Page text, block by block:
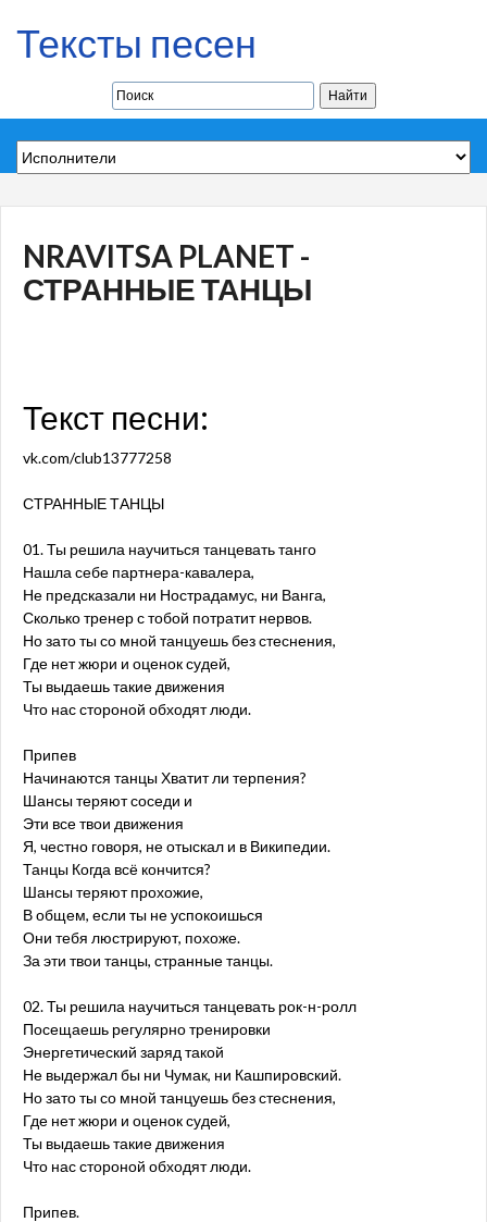
Тексты песен
NRAVITSA PLANET -
СТРАННЫЕ ТАНЦЫ
Текст песни:
vk.com/club13777258
СТРАННЫЕ ТАНЦЫ
01. Ты решила научиться танцевать танго
Нашла себе партнера-кавалера,
Не предсказали ни Нострадамус, ни Ванга,
Сколько тренер с тобой потратит нервов.
Но зато ты со мной танцуешь без стеснения,
Где нет жюри и оценок судей,
Ты выдаешь такие движения
Что нас стороной обходят люди.
Припев
Начинаются танцы Хватит ли терпения?
Шансы теряют соседи и
Эти все твои движения
Я, честно говоря, не отыскал и в Википедии.
Танцы Когда всё кончится?
Шансы теряют прохожие,
В общем, если ты не успокоишься
Они тебя люстрируют, похоже.
За эти твои танцы, странные танцы.
02. Ты решила научиться танцевать рок-н-ролл
Посещаешь регулярно тренировки
Энергетический заряд такой
Не выдержал бы ни Чумак, ни Кашпировский.
Но зато ты со мной танцуешь без стеснения,
Где нет жюри и оценок судей,
Ты выдаешь такие движения
Что нас стороной обходят люди.
Припев.